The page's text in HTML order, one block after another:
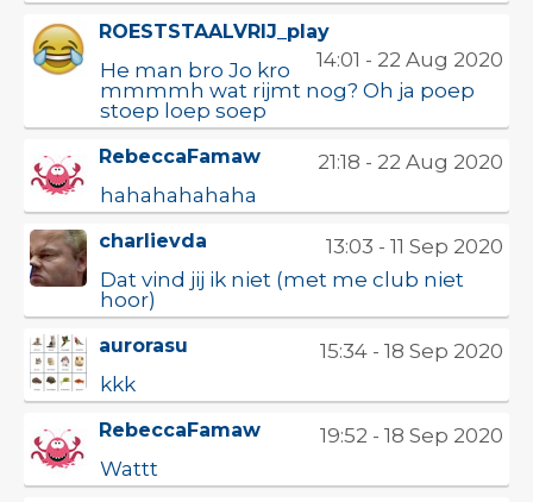
ROESTSTAALVRIJ_play
14:01 - 22 Aug 2020
He man bro Jo kro
mmmmh wat rijmt nog? Oh ja poep
stoep loep soep
RebeccaFamaw
21:18 - 22 Aug 2020
hahahahahaha
charlievda
13:03 - 11 Sep 2020
Dat vind jij ik niet (met me club niet
hoor)
aurorasu
15:34 - 18 Sep 2020
kkk
RebeccaFamaw
19:52 - 18 Sep 2020
Wattt